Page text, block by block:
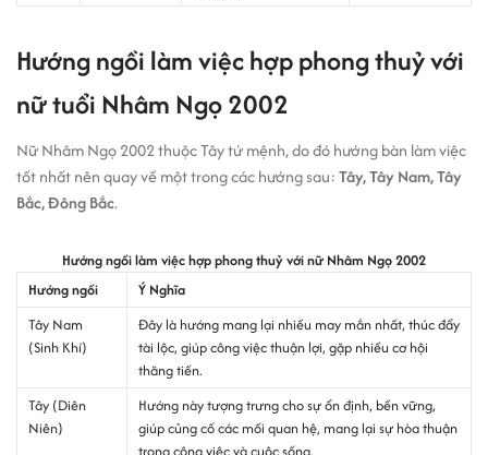
Hướng ngồi làm việc hợp phong thuỷ với
nữ tuổi Nhâm Ngọ 2002
Nữ Nhâm Ngọ 2002 thuộc Tây tứ mệnh, do đó hướng bàn làm việc
tốt nhất nên quay về một trong các hướng sau:Tây, Tây Nam, Tây
Bắc, Đông Bắc.
Hướng ngồi làm việc hợp phong thuỷ với nữ Nhâm Ngọ 2002
Hướng ngồi
Ý Nghĩa
Tây Nam
(Sinh Khí)
Đây là hướng mang lại nhiều may mắn nhất, thúc đẩy
tài lộc, giúp công việc thuận lợi, gặp nhiều cơ hội
thăng tiến.
Tây (Diên
Niên)
Hướng này tượng trưng cho sự ổn định, bền vững,
giúp củng cố các mối quan hệ, mang lại sự hòa thuận
trong công việc và cuộc sống.